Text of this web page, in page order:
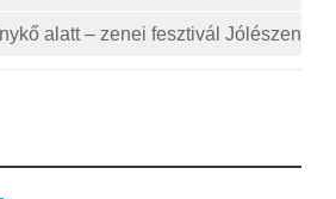
alatt – zenei fesztivál Jólészen